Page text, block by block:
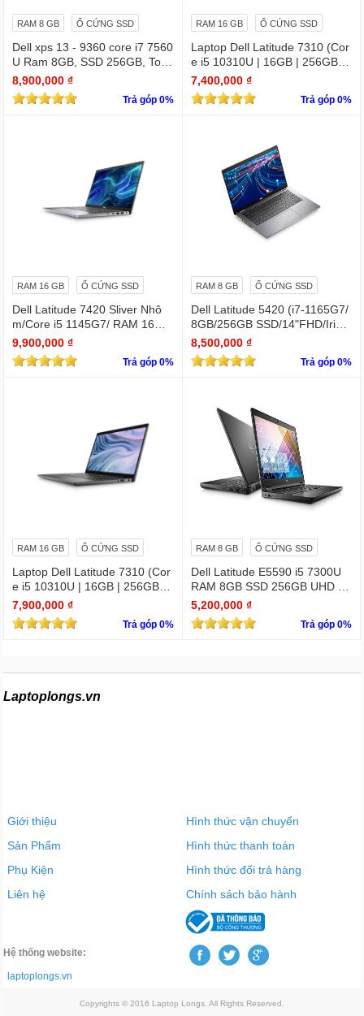
RAM 8 GB Ổ CỨNG SSD
Dell xps 13 - 9360 core i7 7560
U Ram 8GB, SSD 256GB, Touc
hscreen QHD (3200x1800)
8,900,000 ₫
Trả góp 0%
RAM 16 GB Ổ CỨNG SSD
Laptop Dell Latitude 7310 (Cor
e i5 10310U | 16GB | 256GB | I
ntel UHD | 13.3 FHD
7,400,000 ₫
Trả góp 0%
RAM 16 GB Ổ CỨNG SSD
Dell Latitude 7420 Sliver Nhô
m/Core i5 1145G7/ RAM 16Gb/
SSD Nvme 512Gb/LCD 14' FH
D 1920 x 1080/ Like new / WIN
bản quyền
9,900,000 ₫
Trả góp 0%
RAM 8 GB Ổ CỨNG SSD
Dell Latitude 5420 (i7-1165G7/
8GB/256GB SSD/14"FHD/Iris X
e Graphics/Win11Pro)
8,500,000 ₫
Trả góp 0%
RAM 16 GB Ổ CỨNG SSD
Laptop Dell Latitude 7310 (Cor
e i5 10310U | 16GB | 256GB | I
ntel UHD | 13.3 FHD Cảm ứng
7,900,000 ₫
Trả góp 0%
RAM 8 GB Ổ CỨNG SSD
Dell Latitude E5590 i5 7300U
RAM 8GB SSD 256GB UHD Gr
aphics 620 15.6 INCH FHD
5,200,000 ₫
Trả góp 0%
Laptoplongs.vn
Giới thiệu
Sản Phẩm
Phụ Kiện
Liên hệ
Hình thức vận chuyển
Hình thức thanh toán
Hình thức đổi trả hàng
Chính sách bảo hành
Hệ thống website:
laptoplongs.vn
Copyrights © 2016 Laptop Longs. All Rights Reserved.